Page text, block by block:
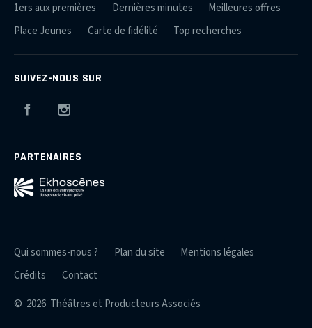
1ers aux premières Dernières minutes
Meilleures offres
Place Jeunes
Carte de fidélité Top recherches
SUIVEZ-NOUS SUR
Facebook
PARTENAIRES
© 2026 Théâtres et Producteurs Associés
Qui sommes-nous ? Plan du site
Mentions légales
Crédits
Contact